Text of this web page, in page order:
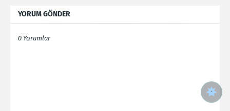
YORUM GÖNDER
0 Yorumlar